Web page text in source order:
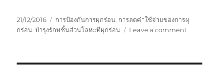
Posted
on
21/12/2016 Tags
การป้องกันการผุกร่อน, การลดค่าใช้จ่ายของการผุ
กร่อน,บำรุงรักษชิ้นส่วนโลหะที่ผุกร่อน Leave a commenton